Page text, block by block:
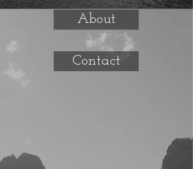
About
Contact